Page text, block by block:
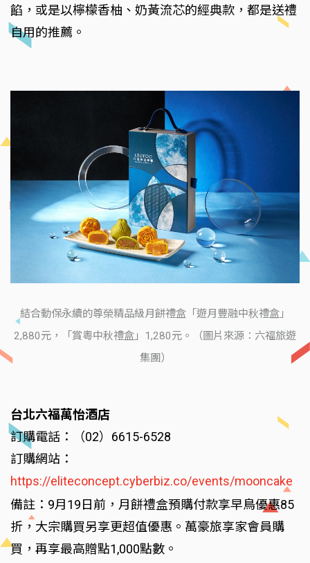
餡，或是以檸檬香柚、奶黃流芯的經典款，都是送禮
自用的推薦。
結合動保永續的尊榮精品級月餅禮盒「遊月豐融中秋禮盒」
2,880元，「賞粵中秋禮盒」1,280元。（圖片來源：六福旅遊
集團）
台北六福萬怡酒店
訂購電話：（02）6615-6528
訂購網站：
https://eliteconcept.cyberbiz.co/events/mooncake
備註：9月19日前，月餅禮盒預購付款享早鳥優惠85
折，大宗購買另享更超值優惠。萬豪旅享家會員購
買，再享最高贈點1,000點數。